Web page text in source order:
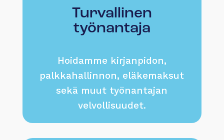
Turvallinen
työnantaja
Hoidamme kirjanpidon,
palkkahallinnon, eläkemaksut
sekä muut työnantajan
velvollisuudet.